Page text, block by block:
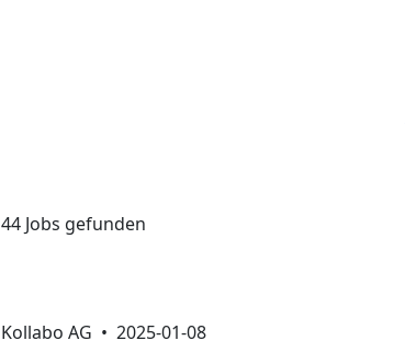
44 Jobs gefunden
Kollabo AG • 2025-01-08